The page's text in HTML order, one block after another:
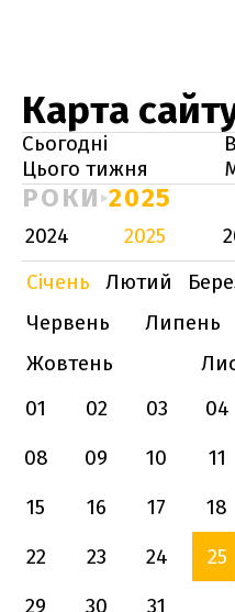
Карта
Сьогодні
Цього тижня
РОКИ 2025
2024 2025
Січень
Лютий
Червень
Липень
Жовтень
01
02 03 04
08
09 10 11
15
16 17 18
22
23 24 25
29
30 31